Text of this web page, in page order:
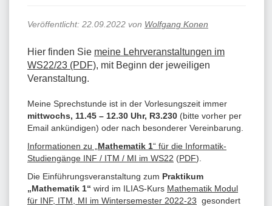
Veröffentlicht: 22.09.2022 von Wolfgang Konen
Hier finden Sie meine Lehrveranstaltungen im
WS22/23 (PDF), mit Beginn der jeweiligen
Veranstaltung.
Meine Sprechstunde ist in der Vorlesungszeit immer
mittwochs, 11.45 – 12.30 Uhr, R3.230 (bitte vorher per
Email ankündigen) oder nach besonderer Vereinbarung.
Informationen zu „ Mathematik 1“ für die Informatik-
Studiengänge INF / ITM / MI im WS22 (PDF).
Die Einführungsveranstaltung zum Praktikum
„Mathematik 1“ wird im ILIAS-Kurs Mathematik Modul
für INF, ITM, MI im Wintersemester 2022-23 gesondert